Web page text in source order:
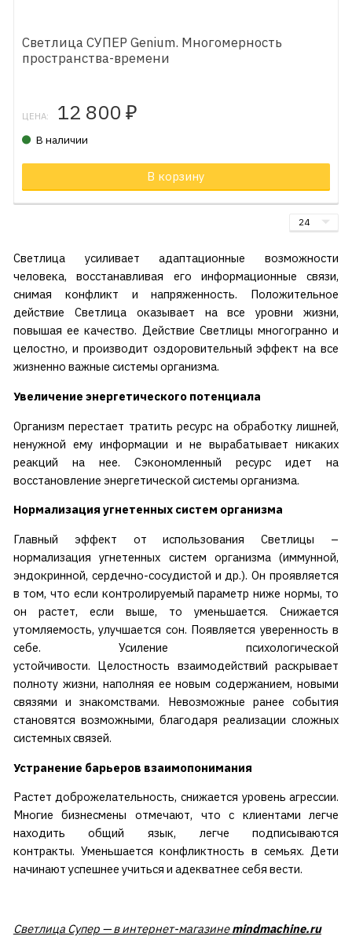
Светлица СУПЕР Genium. Многомерность
пространства-времени
ЦЕНА: 12 800 ₽
В наличии
В корзину
Светлица усиливает адаптационные возможности
человека, восстанавливая его информационные связи,
снимая конфликт и напряженность. Положительное
действие Светлица оказывает на все уровни жизни,
повышая ее качество. Действие Светлицы многогранно и
целостно, и производит оздоровительный эффект на все
жизненно важные системы организма.
Увеличение энергетического потенциала
Организм перестает тратить ресурс на обработку лишней,
ненужной ему информации и не вырабатывает никаких
реакций на нее. Сэкономленный ресурс идет на
восстановление энергетической системы организма.
Нормализация угнетенных систем организма
Главный эффект от использования Светлицы –
нормализация угнетенных систем организма (иммунной,
эндокринной, сердечно-сосудистой и др.). Он проявляется
в том, что если контролируемый параметр ниже нормы, то
он растет, если выше, то уменьшается. Снижается
утомляемость, улучшается сон. Появляется уверенность в
себе. Усиление психологической
устойчивости. Целостность взаимодействий раскрывает
полноту жизни, наполняя ее новым содержанием, новыми
связями и знакомствами. Невозможные ранее события
становятся возможными, благодаря реализации сложных
системных связей.
Устранение барьеров взаимопонимания
Растет доброжелательность, снижается уровень агрессии.
Многие бизнесмены отмечают, что с клиентами легче
находить общий язык, легче подписываются
контракты. Уменьшается конфликтность в семьях. Дети
начинают успешнее учиться и адекватнее себя вести.
Светлица Супер — в интернет-магазинеmindmachine.ru